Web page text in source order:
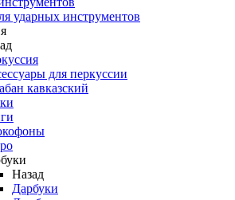
ударных инструментов
для перкуссии
кавказский
Назад
Дарбуки